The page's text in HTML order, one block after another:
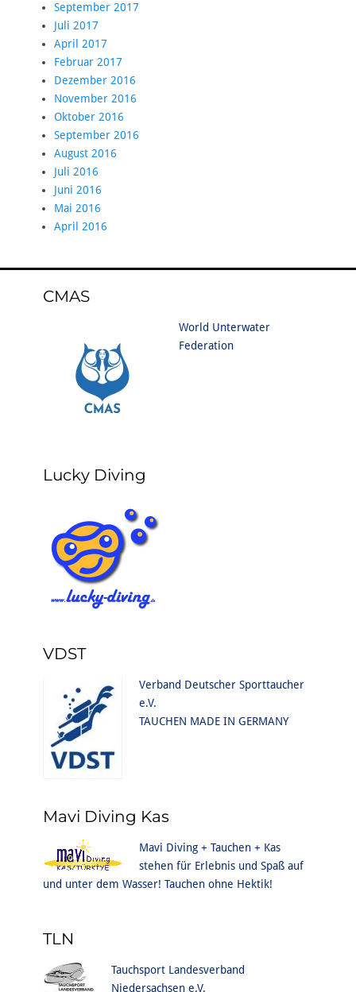
September 2017
Juli 2017
April 2017
Februar 2017
Dezember 2016
November 2016
Oktober 2016
September 2016
August 2016
Juli 2016
Juni 2016
Mai 2016
April 2016
CMAS
World Unterwater
Federation
Lucky Diving
VDST
Verband Deutscher Sporttaucher
e.V.
TAUCHEN MADE IN GERMANY
Mavi Diving Kas
Mavi Diving + Tauchen + Kas
stehen für Erlebnis und Spaß auf
und unter dem Wasser! Tauchen ohne Hektik!
TLN
Tauchsport Landesverband
Niedersachsen e.V.